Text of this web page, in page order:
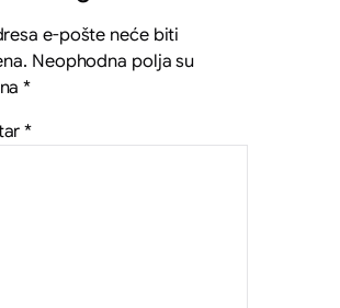
e-pošte neće biti
Neophodna polja su
*
*